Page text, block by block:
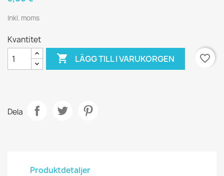
Inkl. moms
Kvantitet
 LÄGG TILL I VARUKORGEN favorite_border
Dela
Produktdetaljer